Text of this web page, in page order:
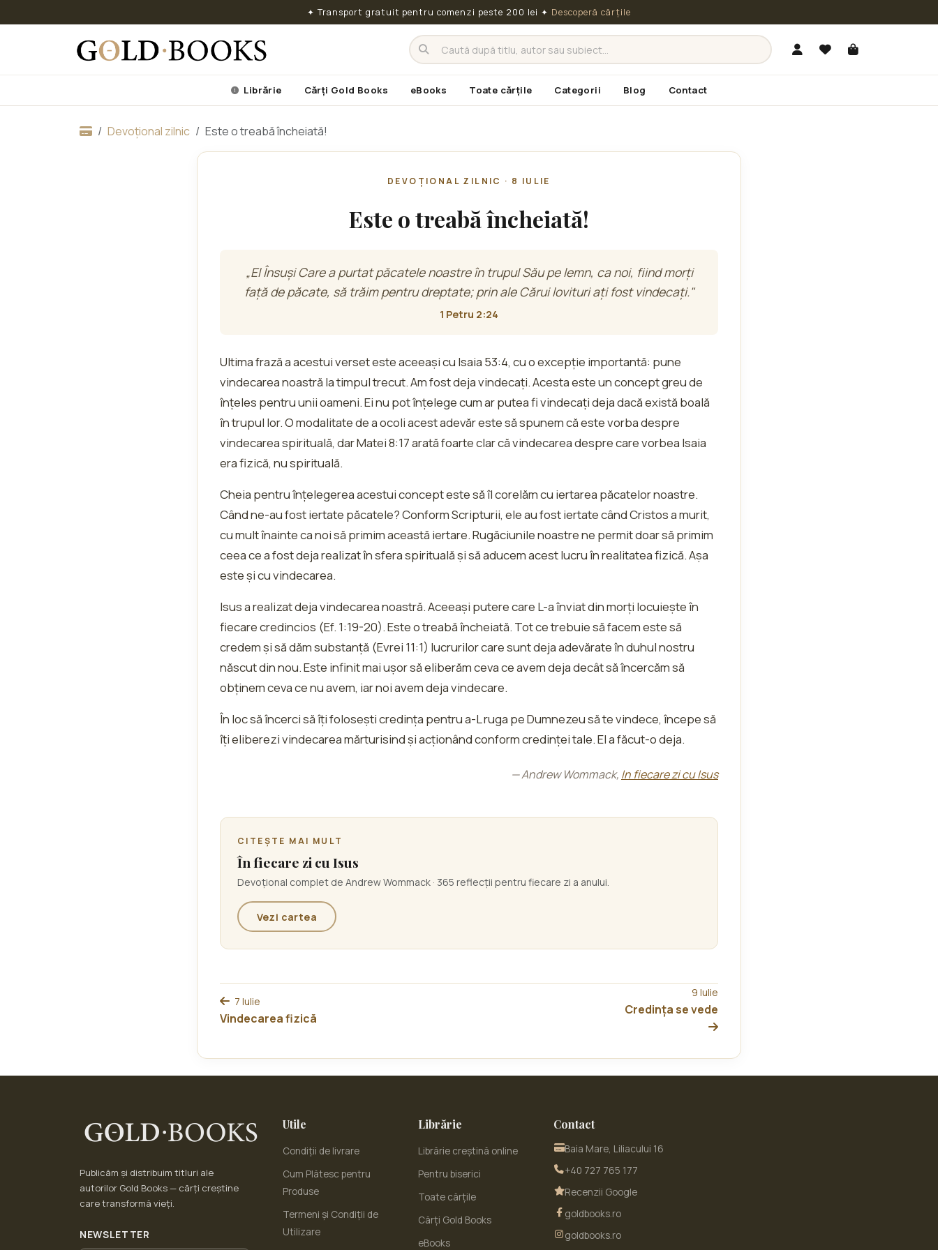
✦ Transport gratuit pentru comenzi peste 200 lei ✦ Descoperă cărțile
Librărie Cărți Gold Books eBooks Toate cărțile Categorii Blog Contact
Devoțional zilnic Este o treabă încheiată!
DEVOȚIONAL ZILNIC · 8 IULIE
Este o treabă încheiată!
„El Însuși Care a purtat păcatele noastre în trupul Său pe lemn, ca noi, fiind morți
față de păcate, să trăim pentru dreptate; prin ale Cărui lovituri ați fost vindecați."
1 Petru 2:24
Ultima frază a acestui verset este aceeași cu Isaia 53:4, cu o excepție importantă: pune
vindecarea noastră la timpul trecut. Am fost deja vindecați. Acesta este un concept greu de
înțeles pentru unii oameni. Ei nu pot înțelege cum ar putea fi vindecați deja dacă există boală
în trupul lor. O modalitate de a ocoli acest adevăr este să spunem că este vorba despre
vindecarea spirituală, dar Matei 8:17 arată foarte clar că vindecarea despre care vorbea Isaia
era fizică, nu spirituală.
Cheia pentru înțelegerea acestui concept este să îl corelăm cu iertarea păcatelor noastre.
Când ne-au fost iertate păcatele? Conform Scripturii, ele au fost iertate când Cristos a murit,
cu mult înainte ca noi să primim această iertare. Rugăciunile noastre ne permit doar să primim
ceea ce a fost deja realizat în sfera spirituală și să aducem acest lucru în realitatea fizică. Așa
este și cu vindecarea.
Isus a realizat deja vindecarea noastră. Aceeași putere care L-a înviat din morți locuiește în
fiecare credincios (Ef. 1:19-20). Este o treabă încheiată. Tot ce trebuie să facem este să
credem și să dăm substanță (Evrei 11:1) lucrurilor care sunt deja adevărate în duhul nostru
născut din nou. Este infinit mai ușor să eliberăm ceva ce avem deja decât să încercăm să
obținem ceva ce nu avem, iar noi avem deja vindecare.
În loc să încerci să îți folosești credința pentru a-L ruga pe Dumnezeu să te vindece, începe să
îți eliberezi vindecarea mărturisind și acționând conform credinței tale. El a făcut-o deja.
— Andrew Wommack, In fiecare zi cu Isus
CITEȘTE MAI MULT
În fiecare zi cu Isus
Devoțional complet de Andrew Wommack · 365 reflecții pentru fiecare zi a anului.
Vezi cartea
7 Iulie
Vindecarea fizică
9 Iulie
Credința se vede
Publicăm și distribuim titluri ale
autorilor Gold Books — cărți creștine
care transformă vieți.
NEWSLETTER
Utile
Condiții de livrare
Cum Plătesc pentru
Produse
Termeni și Condiții de
Utilizare
Librărie
Librărie creștină online
Pentru biserici
Toate cărțile
Cărți Gold Books
eBooks
Contact
Baia Mare, Liliacului 16
+40 727 765 177
Recenzii Google
goldbooks.ro
goldbooks.ro